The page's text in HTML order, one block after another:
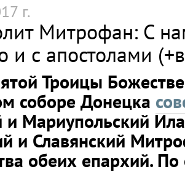
г.
Митрофан: С
и с апостолами
Троицы
соборе Донецка
Мариупольский
и Славянский
обеих епархий.